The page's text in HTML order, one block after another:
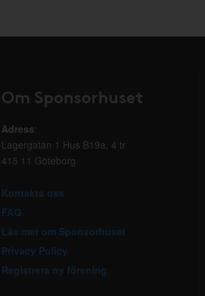
Om Sponsorhuset
Adress:
Lagergatan 1 Hus B19a, 4 tr
415 11 Göteborg
Kontakta oss
FAQ
Läs mer om Sponsorhuset
Privacy Policy
Registrera ny förening